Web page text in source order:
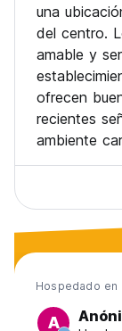
una
del centro.
amable y
ofrecen
recientes
ambiente
Hospedado en
A